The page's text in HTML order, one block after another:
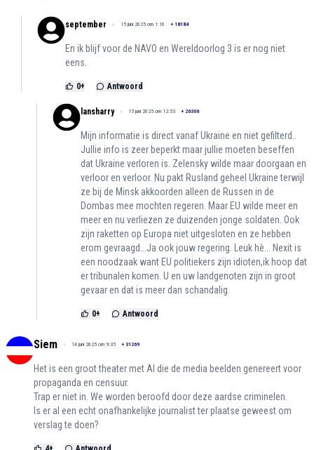
september 15 juni 2025 om 1:16 + 18184
En ik blijf voor de NAVO en Wereldoorlog 3 is er nog niet
eens.
0+ Antwoord
lansharry 15 juni 2025 om 12:53 + 26306
Mijn informatie is direct vanaf Ukraine en niet gefilterd..
Jullie info is zeer beperkt maar jullie moeten beseffen
dat Ukraine verloren is. Zelensky wilde maar doorgaan en
verloor en verloor. Nu pakt Rusland geheel Ukraine terwijl
ze bij de Minsk akkoorden alleen de Russen in de
Dombas mee mochten regeren. Maar EU wilde meer en
meer en nu verliezen ze duizenden jonge soldaten. Ook
zijn raketten op Europa niet uitgesloten en ze hebben
erom gevraagd...Ja ook jouw regering. Leuk hè... Nexit is
een noodzaak want EU politiekers zijn idioten,ik hoop dat
er tribunalen komen. U en uw landgenoten zijn in groot
gevaar en dat is meer dan schandalig.
0+ Antwoord
Siem 14 juni 2025 om 9:35 + 31269
Het is een groot theater met AI die de media beelden genereert voor
propaganda en censuur.
Trap er niet in. We worden beroofd door deze aardse criminelen.
Is er al een echt onafhankelijke journalist ter plaatse geweest om
verslag te doen?